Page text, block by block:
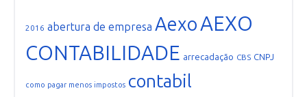
2016 abertura de empresa AexoAEXO
CONTABILIDADE arrecadação CBS CNPJ
como pagar menos impostos contabil